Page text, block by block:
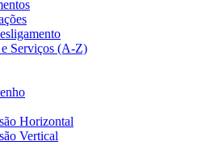
Serviços (A-Z)
Horizontal
Vertical